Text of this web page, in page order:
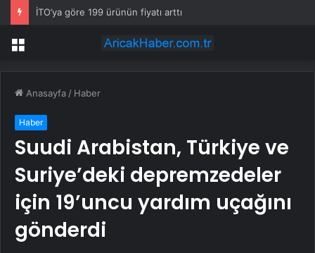
İTO’ya göre 199 ürünün fiyatı arttı
Menü
Anasayfa / Haber
Haber
Suudi Arabistan, Türkiye ve
Suriye’deki depremzedeler
için 19’uncu yardım uçağını
gönderdi